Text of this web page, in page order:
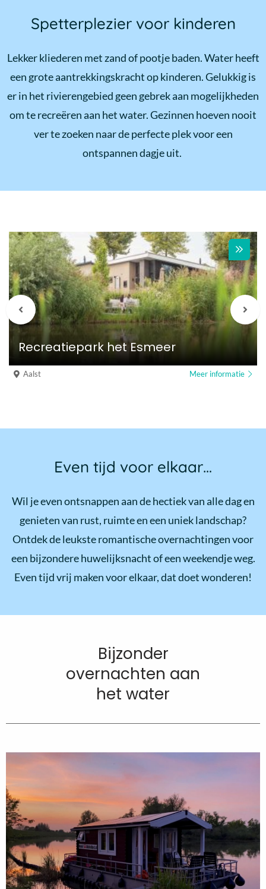
Spetterplezier voor kinderen
Lekker kliederen met zand of pootje baden. Water heeft
een grote aantrekkingskracht op kinderen. Gelukkig is
er in het rivierengebied geen gebrek aan mogelijkheden
om te recreëren aan het water. Gezinnen hoeven nooit
ver te zoeken naar de perfecte plek voor een
ontspannen dagje uit.
Vorige
berichten
Recreatiepark het Esmeer
Aalst Meer informatie
Even tijd voor elkaar…
Wil je even ontsnappen aan de hectiek van alle dag en
genieten van rust, ruimte en een uniek landschap?
Ontdek de leukste romantische overnachtingen voor
een bijzondere huwelijksnacht of een weekendje weg.
Even tijd vrij maken voor elkaar, dat doet wonderen!
Bijzonder
overnachten aan
het water